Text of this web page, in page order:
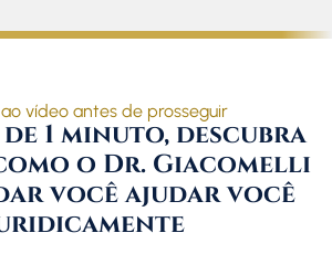
vídeo antes de prosseguir
de 1 minuto, descubra
o Dr. Giacomelli
você ajudar você